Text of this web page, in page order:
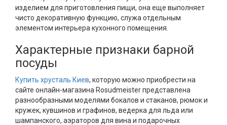
изделием для приготовления пищи, она еще выполняет
чисто декоративную функцию, служа отдельным
элементом интерьера кухонного помещения.
Характерные признаки барной
посуды
Купить хрусталь Киев, которую можно приобрести на
сайте онлайн-магазина Rosudmeister представлена ​​
разнообразными моделями бокалов и стаканов, рюмок и
кружек, кувшинов и графинов, ведерка для льда или
шампанского, аэраторов для вина и подарочных